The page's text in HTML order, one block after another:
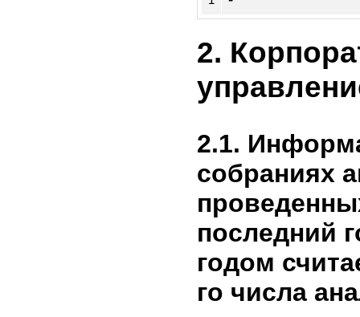
1.9
эмитента
#
Наименование
организации
1 -
2.